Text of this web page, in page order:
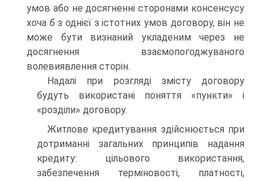
умов або не досягненні сторонами консенсусу
хоча б з однієї з істотних умов договору, він не
може бути визнаний укладеним через не
досягнення взаємопогоджуваного
волевиявлення сторін.
Надалі при розгляді змісту договору
будуть використані поняття «пункти» і
«розділи» договору.
Житлове кредитування здійснюється при
дотриманні загальних принципів надання
кредиту: цільового використання,
забезпечення терміновості, платності,